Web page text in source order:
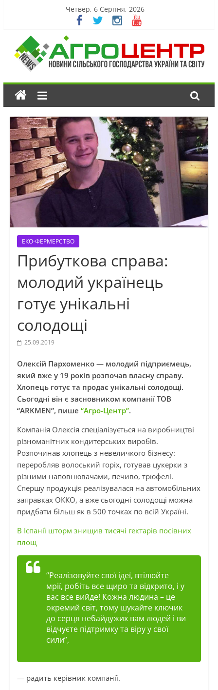
Четвер, 6 Серпня, 2026
ЕКО-ФЕРМЕРСТВО
Прибуткова справа:
молодий українець
готує унікальні
солодощі
25.09.2019
Олексій Пархоменко — молодий підприємець,
який вже у 19 років розпочав власну справу.
Хлопець готує та продає унікальні солодощі.
Сьогодні він є засновником компанії ТОВ
“ARKMEN”, пише “Агро-Центр”.
Компанія Олексія спеціалізується на виробництві
різноманітних кондитерських виробів.
Розпочинав хлопець з невеличкого бізнесу:
переробляв волоський горіх, готував цукерки з
різними наповнювачами, печиво, трюфелі.
Спершу продукція реалізувалася на автомобільних
заправках ОККО, а вже сьогодні солодощі можна
придбати більш як в 500 точках по всій Україні.
В Іспанії шторм знищив тисячі гектарів посівних
площ
“Реалізовуйте свої ідеї, втілюйте
мрії, робіть все щиро та відкрито, і у
вас все вийде! Кожна людина – це
окремий світ, тому шукайте ключик
до серця небайдужих вам людей і ви
відчуєте підтримку та віру у свої
сили”,
— радить керівник компанії.